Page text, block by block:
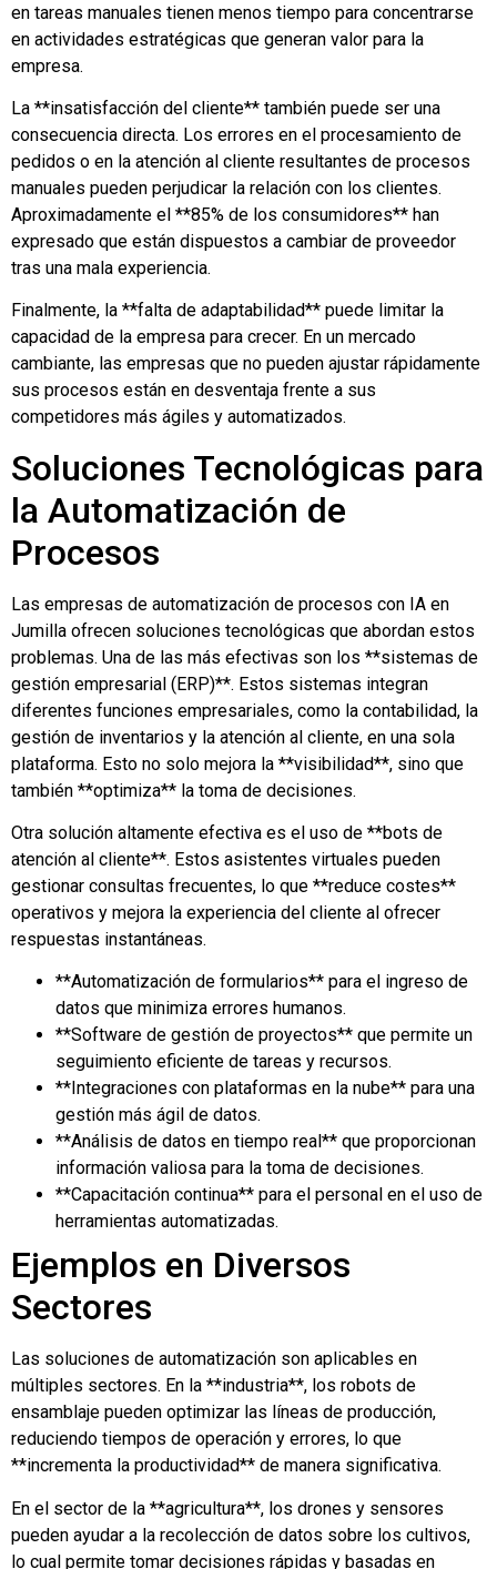
en tareas manuales tienen menos tiempo para concentrarse
en actividades estratégicas que generan valor para la
empresa.
La **insatisfacción del cliente** también puede ser una
consecuencia directa. Los errores en el procesamiento de
pedidos o en la atención al cliente resultantes de procesos
manuales pueden perjudicar la relación con los clientes.
Aproximadamente el **85% de los consumidores** han
expresado que están dispuestos a cambiar de proveedor
tras una mala experiencia.
Finalmente, la **falta de adaptabilidad** puede limitar la
capacidad de la empresa para crecer. En un mercado
cambiante, las empresas que no pueden ajustar rápidamente
sus procesos están en desventaja frente a sus
competidores más ágiles y automatizados.
Soluciones Tecnológicas para
la Automatización de
Procesos
Las empresas de automatización de procesos con IA en
Jumilla ofrecen soluciones tecnológicas que abordan estos
problemas. Una de las más efectivas son los **sistemas de
gestión empresarial (ERP)**. Estos sistemas integran
diferentes funciones empresariales, como la contabilidad, la
gestión de inventarios y la atención al cliente, en una sola
plataforma. Esto no solo mejora la **visibilidad**, sino que
también **optimiza** la toma de decisiones.
Otra solución altamente efectiva es el uso de **bots de
atención al cliente**. Estos asistentes virtuales pueden
gestionar consultas frecuentes, lo que **reduce costes**
operativos y mejora la experiencia del cliente al ofrecer
respuestas instantáneas.
**Automatización de formularios** para el ingreso de
datos que minimiza errores humanos.
**Software de gestión de proyectos** que permite un
seguimiento eficiente de tareas y recursos.
**Integraciones con plataformas en la nube** para una
gestión más ágil de datos.
**Análisis de datos en tiempo real** que proporcionan
información valiosa para la toma de decisiones.
**Capacitación continua** para el personal en el uso de
herramientas automatizadas.
Ejemplos en Diversos
Sectores
Las soluciones de automatización son aplicables en
múltiples sectores. En la **industria**, los robots de
ensamblaje pueden optimizar las líneas de producción,
reduciendo tiempos de operación y errores, lo que
**incrementa la productividad** de manera significativa.
En el sector de la **agricultura**, los drones y sensores
pueden ayudar a la recolección de datos sobre los cultivos,
lo cual permite tomar decisiones rápidas y basadas en